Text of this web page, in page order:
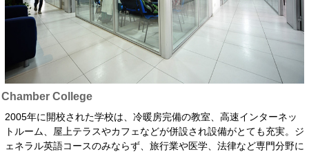
Chamber College
2005年に開校された学校は、冷暖房完備の教室、高速インターネッ
トルーム、屋上テラスやカフェなどが併設され設備がとても充実。ジ
ェネラル英語コースのみならず、旅行業や医学、法律など専門分野に